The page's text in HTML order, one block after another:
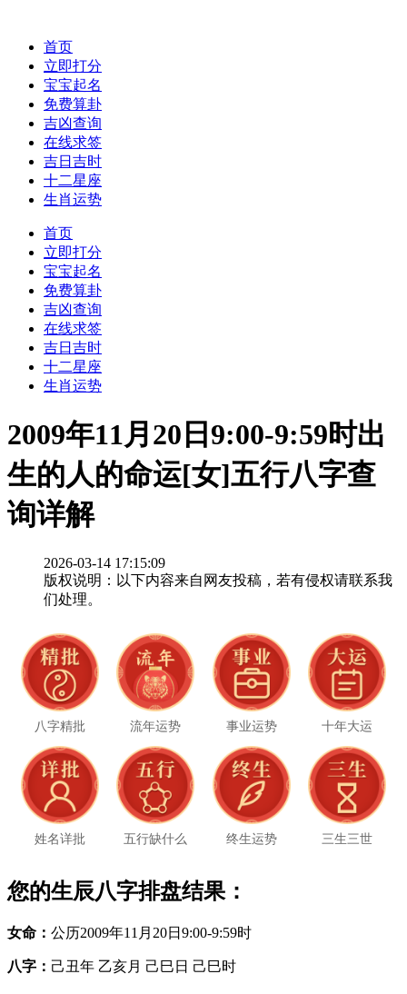
首页
立即打分
宝宝起名
免费算卦
吉凶查询
在线求签
吉日吉时
十二星座
生肖运势
首页
立即打分
宝宝起名
免费算卦
吉凶查询
在线求签
吉日吉时
十二星座
生肖运势
2009年11月20日9:00-9:59时出
生的人的命运[女]五行八字查
询详解
2026-03-14 17:15:09
版权说明：以下内容来自网友投稿，若有侵权请联系我
们处理。
八字精批 流年运势 事业运势 十年大运
姓名详批 五行缺什么 终生运势 三生三世
您的生辰八字排盘结果：
女命： 公历2009年11月20日9:00-9:59时
八字： 己丑年 乙亥月 己巳日 己巳时